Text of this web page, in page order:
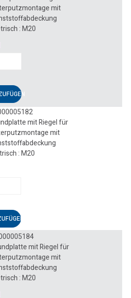
mit
: M20
mit Riegel für
mit
: M20
mit Riegel für
mit
: M20